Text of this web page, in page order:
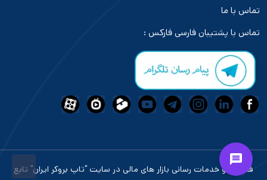
تماس با ما
تماس با پشتیبان فارسی فارکس :
فعالیت و خدمات رسانی بازار های مالی در سایت "تاپ بروکر ایران" تابع